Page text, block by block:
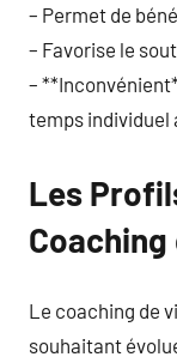
– Permet de
– Favorise le
–
temps individuel
Les
Coaching
Le coaching de
souhaitant